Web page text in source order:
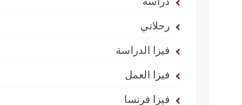
رحلاتي
فيزا الدراسة
فيزا العمل
فيزا فرنسا